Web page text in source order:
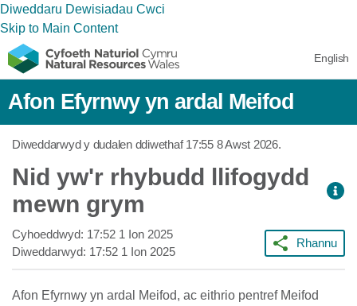
Diweddaru Dewisiadau Cwci
Skip to Main Content
English
Afon Efyrnwy yn ardal Meifod
Diweddarwyd y dudalen ddiwethaf17:55 8 Awst 2026.
Nid yw'r rhybudd llifogydd
mewn grym
Cyhoeddwyd: 17:52 1 Ion 2025
Diweddarwyd: 17:52 1 Ion 2025
Rhannu
Afon Efyrnwy yn ardal Meifod, ac eithrio pentref Meifod